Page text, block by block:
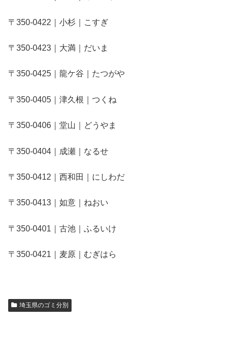
〒350-0422｜小杉｜こすぎ
〒350-0423｜大満｜だいま
〒350-0425｜龍ケ谷｜たつがや
〒350-0405｜津久根｜つくね
〒350-0406｜堂山｜どうやま
〒350-0404｜成瀬｜なるせ
〒350-0412｜西和田｜にしわだ
〒350-0413｜如意｜ねおい
〒350-0401｜古池｜ふるいけ
〒350-0421｜麦原｜むぎはら
埼玉県のゴミ分別